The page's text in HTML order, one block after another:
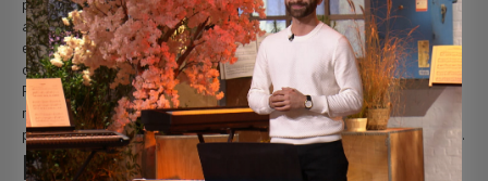
piano, le tout en quelques semaines. D'un point de vue financier,
avec le Fonds Créateurs TikTok, les utilisateurs peuvent gagner
entre 5 000 et 20 000 euros par mois, simplement en partageant
des tutoriels ou des fichiers MIDI sur des plateformes telles que
Patreon. Enfin, participer à des défis collectifs sur TikTok permet
non seulement d'élargir votre réseau, mais aussi de profiter d'une
pratique musicale ludique et bénéfique pour votre bien-être mental.
Piano LED : L'Outil